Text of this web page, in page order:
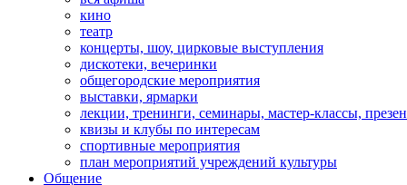
кино
театр
концерты, шоу, цирковые выступления
дискотеки, вечеринки
общегородские мероприятия
выставки, ярмарки
лекции, тренинги, семинары, мастер-классы,
квизы и клубы по интересам
спортивные мероприятия
план мероприятий учреждений культуры
Общение